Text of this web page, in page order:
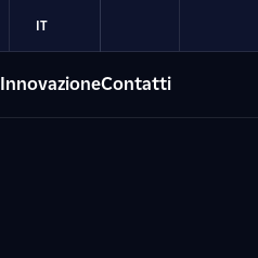
IT
InnovazioneContatti